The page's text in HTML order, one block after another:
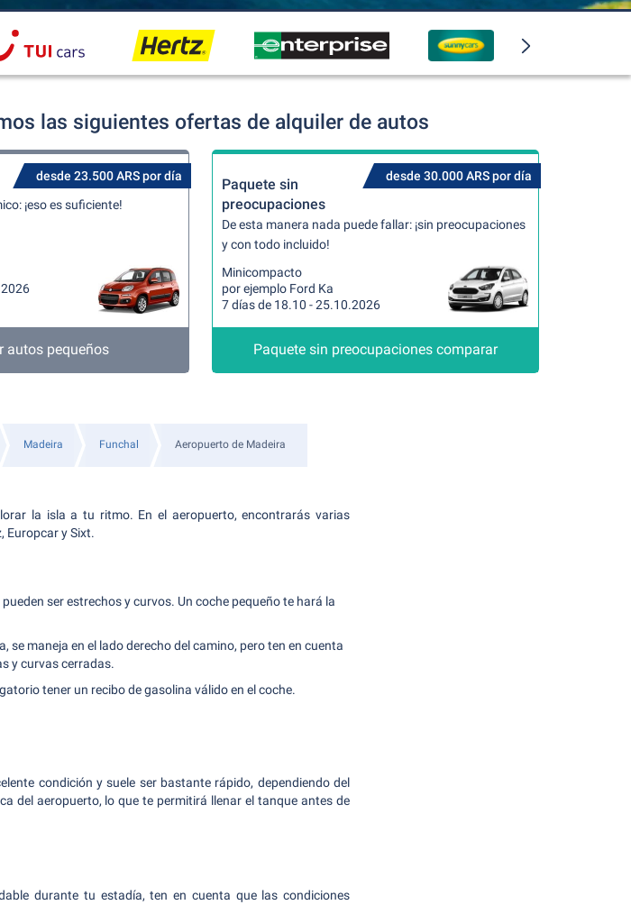
las siguientes ofertas de alquiler de autos
desde 23.500 ARS por día
¡eso es suficiente!
autos pequeños
desde 30.000 ARS por día
Paquete sin
preocupaciones
De esta manera nada puede fallar: ¡sin preocupaciones
y con todo incluido!
Minicompacto
por ejemplo Ford Ka
7 días de 18.10 - 25.10.2026
Paquete sin preocupaciones comparar
Madeira Funchal Aeropuerto de Madeira
la isla a tu ritmo. En el aeropuerto, encontrarás varias
Europcar y Sixt.
ser estrechos y curvos. Un coche pequeño te hará la
se maneja en el lado derecho del camino, pero ten en cuenta
y curvas cerradas.
tener un recibo de gasolina válido en el coche.
condición y suele ser bastante rápido, dependiendo del
del aeropuerto, lo que te permitirá llenar el tanque antes de
durante tu estadía, ten en cuenta que las condiciones